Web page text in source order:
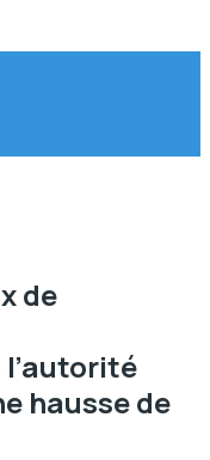
de
hausse de